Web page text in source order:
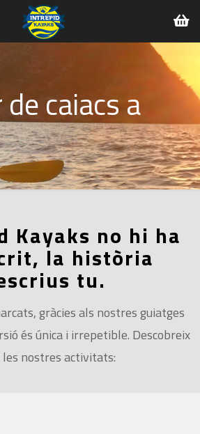
caiacs a
Kayaks no hi ha
la història
tu.
gràcies als nostres guiatges
és única i irrepetible. Descobreix
nostres activitats: